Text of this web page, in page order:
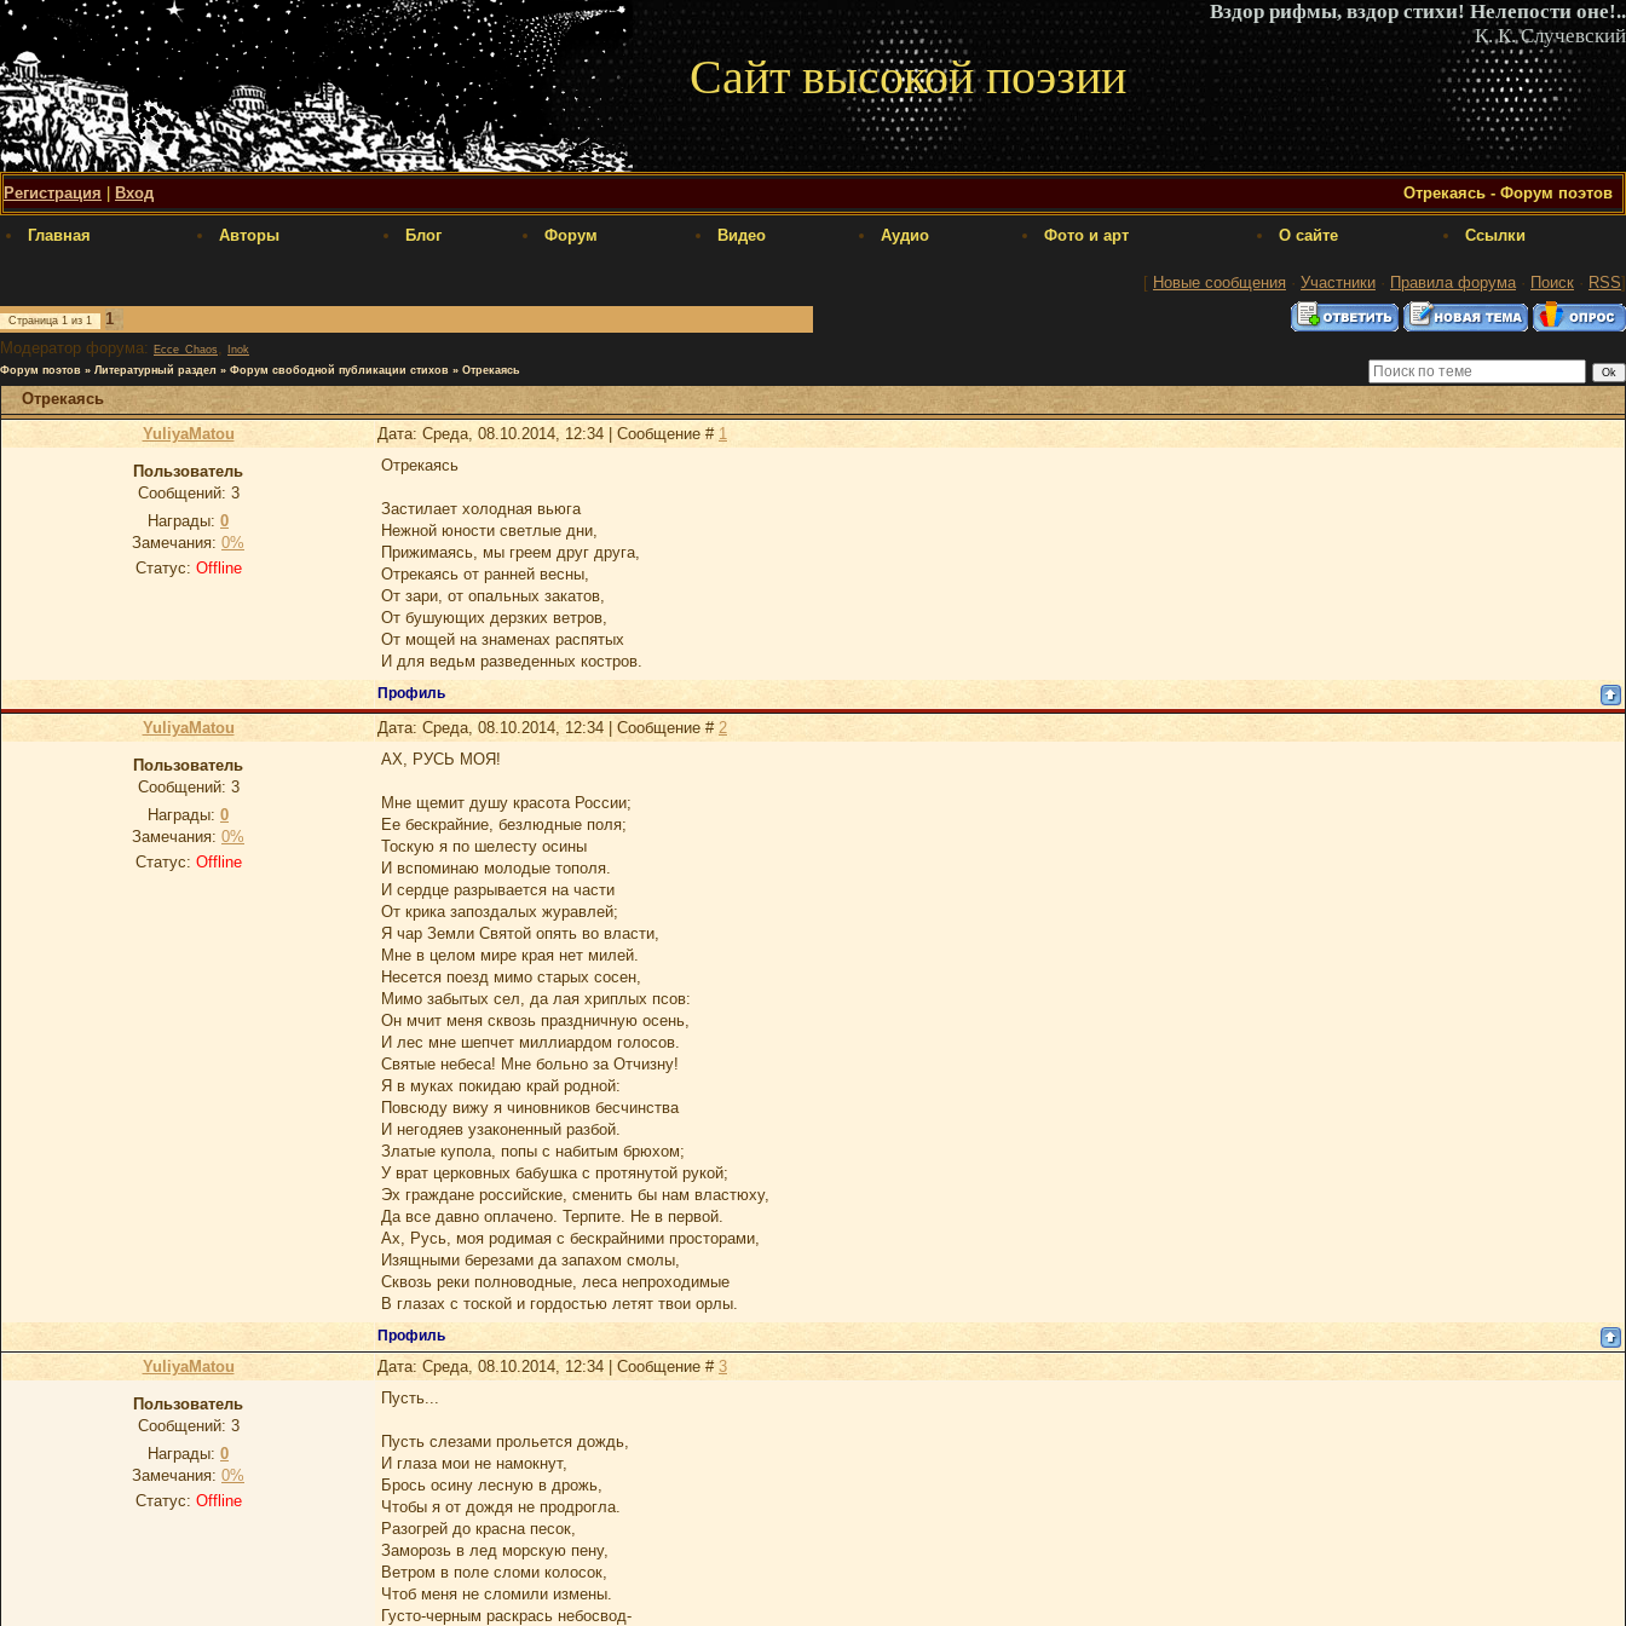
Вздор рифмы, вздор стихи! Нелепости оне!..
К. К. Случевский
Сайт высокой поэзии
Регистрация Вход Отрекаясь - Форум поэтов
Главная Авторы Блог Форум Видео Аудио Фото и арт О сайте Ссылки
[ Новые сообщения · Участники · Правила форума· Поиск · RSS]
Страница 1 из 1
1
Модератор форума: Ecce_Chaos ,
Inok
Форум поэтов » Литературный раздел » Форум свободной публикации стихов » Отрекаясь
Отрекаясь
YuliyaMatou
Дата: Среда, 08.10.2014, 12:34 | Сообщение # 1
Пользователь
Сообщений: 3
Награды: 0
Замечания: 0%
Статус: Offline
Отрекаясь
Застилает холодная вьюга
Нежной юности светлые дни,
Прижимаясь, мы греем друг друга,
Отрекаясь от ранней весны,
От зари, от опальных закатов,
От бушующих дерзких ветров,
От мощей на знаменах распятых
И для ведьм разведенных костров.
Профиль
YuliyaMatou Дата: Среда, 08.10.2014, 12:34 | Сообщение # 2
Пользователь
Сообщений: 3
Награды: 0
Замечания: 0%
Статус: Offline
АХ, РУСЬ МОЯ!
Мне щемит душу красота России;
Ее бескрайние, безлюдные поля;
Тоскую я по шелесту осины
И вспоминаю молодые тополя.
И сердце разрывается на части
От крика запоздалых журавлей;
Я чар Земли Святой опять во власти,
Мне в целом мире края нет милей.
Несется поезд мимо старых сосен,
Мимо забытых сел, да лая хриплых псов:
Он мчит меня сквозь праздничную осень,
И лес мне шепчет миллиардом голосов.
Святые небеса! Мне больно за Отчизну!
Я в муках покидаю край родной:
Повсюду вижу я чиновников бесчинства
И негодяев узаконенный разбой.
Златые купола, попы с набитым брюхом;
У врат церковных бабушка с протянутой рукой;
Эх граждане российские, сменить бы нам властюху,
Да все давно оплачено. Терпите. Не в первой.
Ах, Русь, моя родимая с бескрайними просторами,
Изящными березами да запахом смолы,
Сквозь реки полноводные, леса непроходимые
В глазах с тоской и гордостью летят твои орлы.
Профиль
YuliyaMatou Дата: Среда, 08.10.2014, 12:34 | Сообщение # 3
Пользователь
Сообщений: 3
Награды: 0
Замечания: 0%
Статус: Offline
Пусть...
Пусть слезами прольется дождь,
И глаза мои не намокнут,
Брось осину лесную в дрожь,
Чтобы я от дождя не продрогла.
Разогрей до красна песок,
Заморозь в лед морскую пену,
Ветром в поле сломи колосок,
Чтоб меня не сломили измены.
Густо-черным раскрась небосвод-